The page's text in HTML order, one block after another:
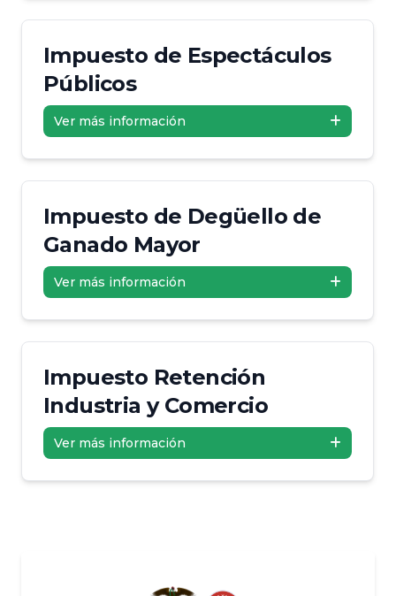
Impuesto de Espectáculos
Públicos
Ver más información
Impuesto de Degüello de
Ganado Mayor
Ver más información
Impuesto Retención
Industria y Comercio
Ver más información